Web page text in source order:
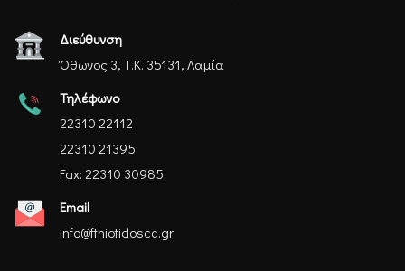
Διεύθυνση
Όθωνος 3, Τ.Κ. 35131, Λαμία
Τηλέφωνο
22310 22112
22310 21395
Fax: 22310 30985
Email
info@fthiotidoscc.gr